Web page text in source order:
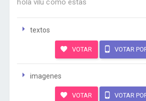
hola vilu como estas
textos
VOTAR VOTAR
imagenes
VOTAR VOTAR